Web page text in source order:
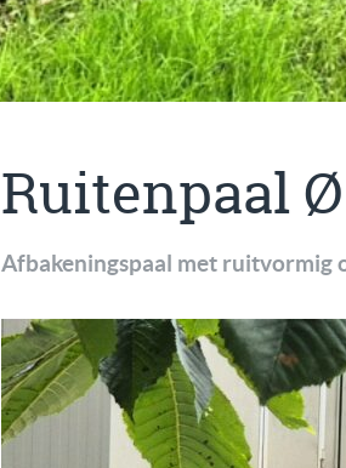
Ruitenpaal Ø
Afbakeningspaal met ruitvormig